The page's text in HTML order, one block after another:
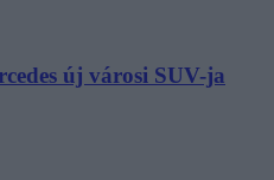
új városi SUV-ja